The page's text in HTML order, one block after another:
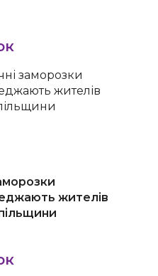
заморозки
жителів
жителів